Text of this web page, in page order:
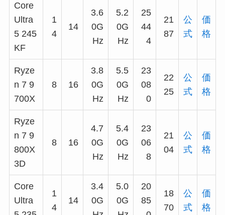
Core
Ultra
5 245
KF
1
4
14
3.6
0G
Hz
5.2
0G
Hz
25
44
4
21
87
公
式
価
格
Ryze
n 7 9
700X
8 16
3.8
0G
Hz
5.5
0G
Hz
23
08
0
22
25
公
式
価
格
Ryze
n 7 9
800X
3D
8 16
4.7
0G
Hz
5.4
0G
Hz
23
06
8
21
04
公
式
価
格
Core
Ultra
1
4
14
3.4
0G
5.0
0G
20
85
18
70
公
式
価
格